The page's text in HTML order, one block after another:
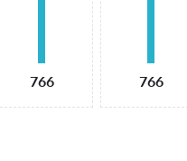
766 766